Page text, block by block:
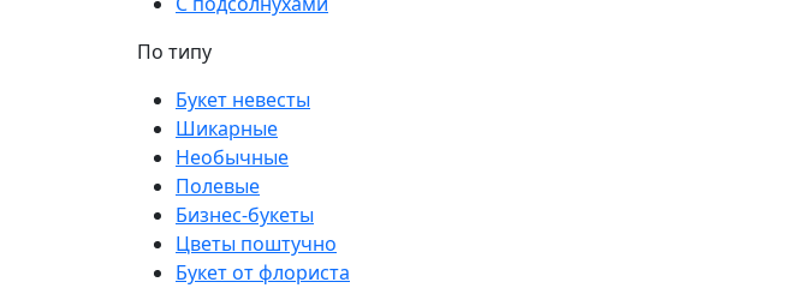
По типу
Букет невесты
Шикарные
Необычные
Полевые
Бизнес-букеты
Цветы поштучно
Букет от флориста